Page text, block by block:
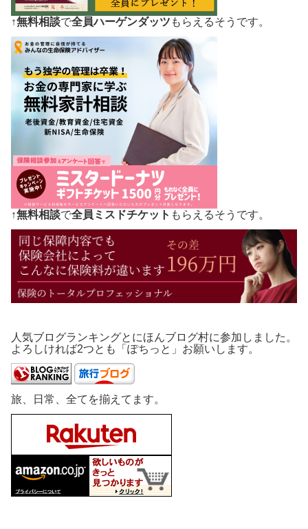
↑無料相談で全員ハーゲンダッツ もらえるそうです。
↑無料相談で全員ミスドチケット もらえるそうです。
人気ブログランキングとにほんブログ村に参加しました。
よろしければ2つとも「ぽちっと」お願いします。
旅、日常、全てを揃えてます。